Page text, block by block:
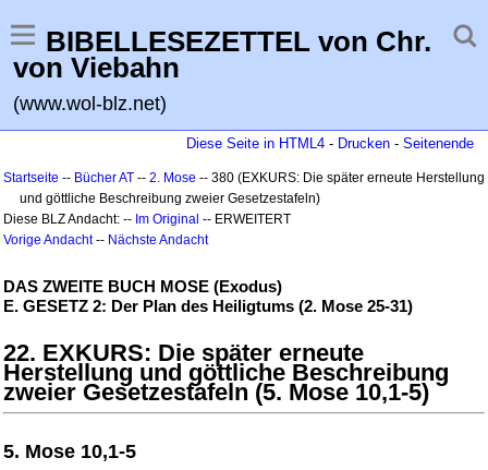
BIBELLESEZETTEL von Chr.
von Viebahn
(www.wol-blz.net)
Diese Seite in HTML4 - Drucken - Seitenende
Startseite -- Bücher AT -- 2. Mose -- 380 (EXKURS: Die später erneute Herstellung
und göttliche Beschreibung zweier Gesetzestafeln)
Diese BLZ Andacht: -- Im Original -- ERWEITERT
Vorige Andacht-- Nächste Andacht
DAS ZWEITE BUCH MOSE (Exodus)
E. GESETZ 2: Der Plan des Heiligtums (2. Mose 25-31)
22. EXKURS: Die später erneute
Herstellung und göttliche Beschreibung
zweier Gesetzestafeln (5. Mose 10,1-5)
5. Mose 10,1-5